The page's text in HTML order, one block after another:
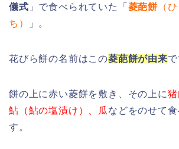
儀式 」で食べられていた「 菱葩餅 （
ち）
」。
花びら餅の名前はこの菱葩餅が由来で
餅の上に赤い菱餅を敷き、その上に
鮎（鮎の塩漬け）、瓜 などをのせて
す。